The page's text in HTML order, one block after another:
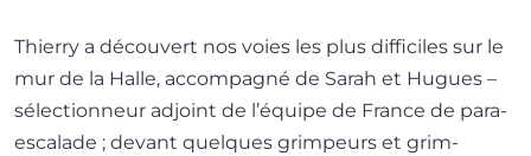
Thierry a décou­vert nos voies les plus dif­fi­ciles sur le
mur de la Halle, accom­pa­gné de Sarah et Hugues –
sélec­tion­neur adjoint de l’é­quipe de France de para-
escalade ; devant quelques grim­peurs et grim­